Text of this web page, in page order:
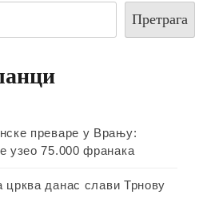
Претрага
преваре у Врању:
узео 75.000 франака
црква данас слави Трнову